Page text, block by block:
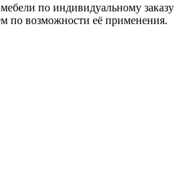
по индивидуальному заказу
по возможности её применения.